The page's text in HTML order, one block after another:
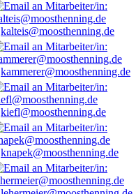
kalteis@moosthenning.de
kammerer@moosthenning.de
kiefl@moosthenning.de
knapek@moosthenning.de